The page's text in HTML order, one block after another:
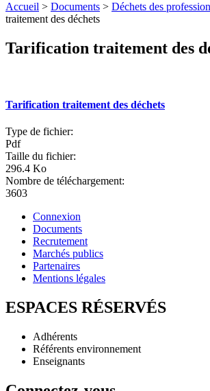
Accueil > Documents > Déchets des
traitement des déchets
Tarification traitement des
Tarification traitement des déchets
Type de fichier:
Pdf
Taille du fichier:
296.4 Ko
Nombre de téléchargement:
3603
Connexion
Documents
Recrutement
Marchés publics
Partenaires
Mentions légales
ESPACES RÉSERVÉS
Adhérents
Référents environnement
Enseignants